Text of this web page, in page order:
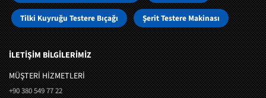
Tilki Kuyruğu Testere Bıçağı Şerit Testere Makinası
İLETİŞİM BİLGİLERİMİZ
MÜŞTERI HIZMETLERI
+90 380 549 77 22